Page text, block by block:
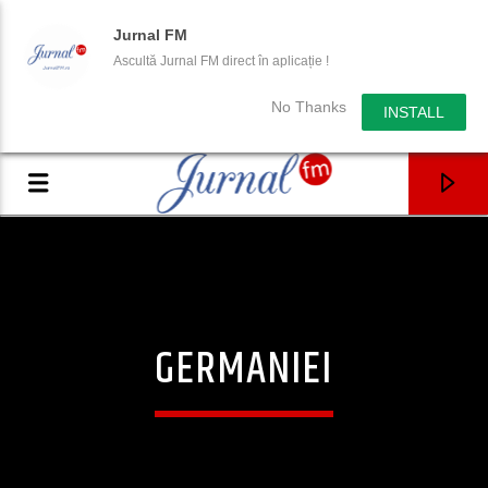
Jurnal FM
Ascultă Jurnal FM direct în aplicație !
No Thanks INSTALL
GERMANIEI